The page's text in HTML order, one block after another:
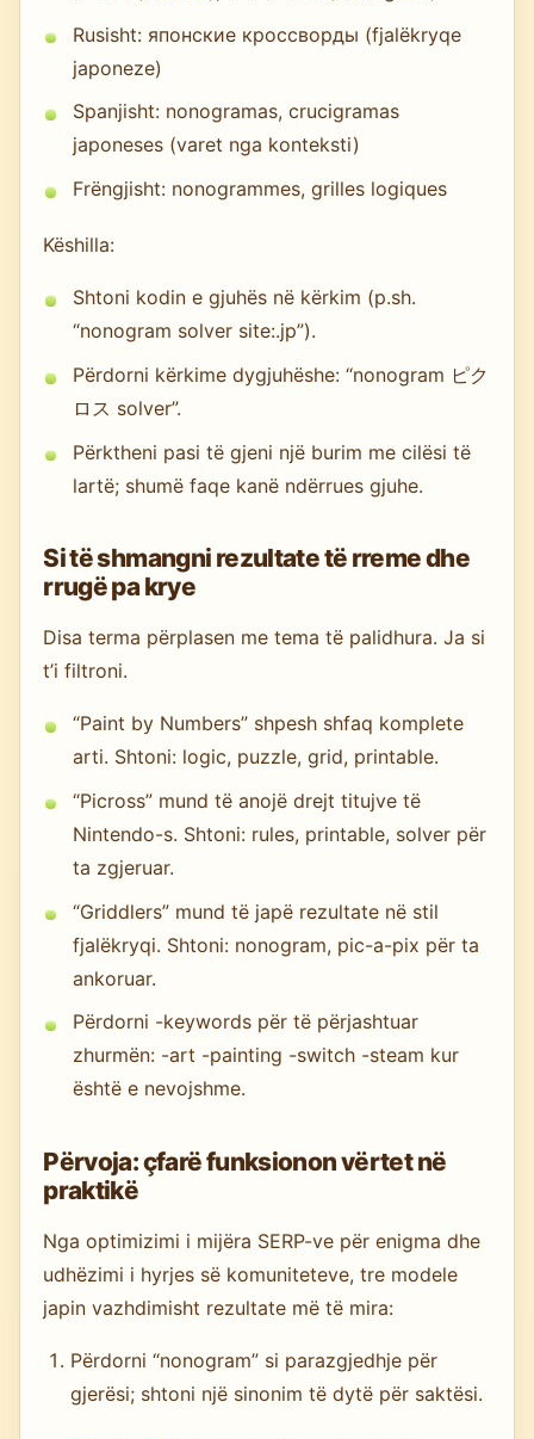
Rusisht: японские кроссворды (fjalëkryqe
japoneze)
Spanjisht: nonogramas, crucigramas
japoneses (varet nga konteksti)
Frëngjisht: nonogrammes, grilles logiques
Këshilla:
Shtoni kodin e gjuhës në kërkim (p.sh.
“nonogram solver site:.jp”).
Përdorni kërkime dygjuhëshe: “nonogram ピク
ロス solver”.
Përktheni pasi të gjeni një burim me cilësi të
lartë; shumë faqe kanë ndërrues gjuhe.
Si të shmangni rezultate të rreme dhe
rrugë pa krye
Disa terma përplasen me tema të palidhura. Ja si
t’i filtroni.
“Paint by Numbers” shpesh shfaq komplete
arti. Shtoni: logic, puzzle, grid, printable.
“Picross” mund të anojë drejt titujve të
Nintendo-s. Shtoni: rules, printable, solver për
ta zgjeruar.
“Griddlers” mund të japë rezultate në stil
fjalëkryqi. Shtoni: nonogram, pic-a-pix për ta
ankoruar.
Përdorni -keywords për të përjashtuar
zhurmën: -art -painting -switch -steam kur
është e nevojshme.
Përvoja: çfarë funksionon vërtet në
praktikë
Nga optimizimi i mijëra SERP-ve për enigma dhe
udhëzimi i hyrjes së komuniteteve, tre modele
japin vazhdimisht rezultate më të mira:
Përdorni “nonogram” si parazgjedhje për
gjerësi; shtoni një sinonim të dytë për saktësi.